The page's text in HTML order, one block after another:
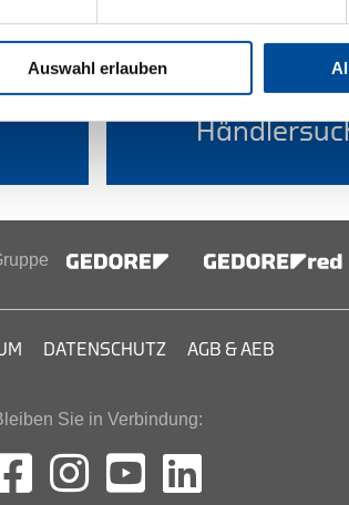
Auswahl erlauben
DATENSCHUTZ AGB & AEB
Sie in Verbindung: